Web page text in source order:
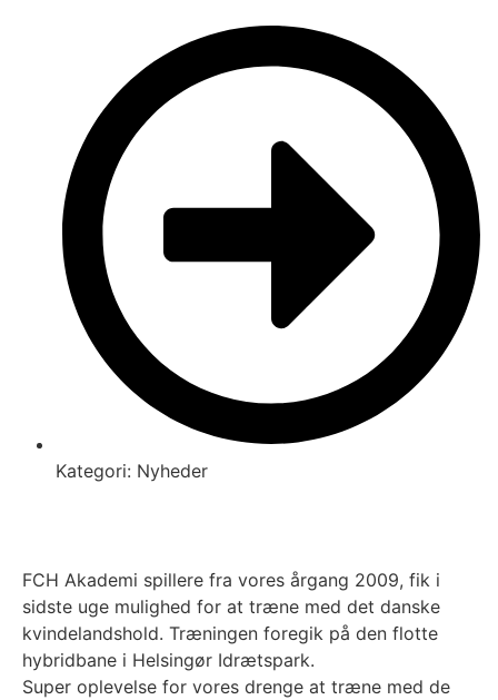
Kategori: Nyheder
FCH Akademi spillere fra vores årgang 2009, fik i
sidste uge mulighed for at træne med det danske
kvindelandshold. Træningen foregik på den flotte
hybridbane i Helsingør Idrætspark.
Super oplevelse for vores drenge at træne med de